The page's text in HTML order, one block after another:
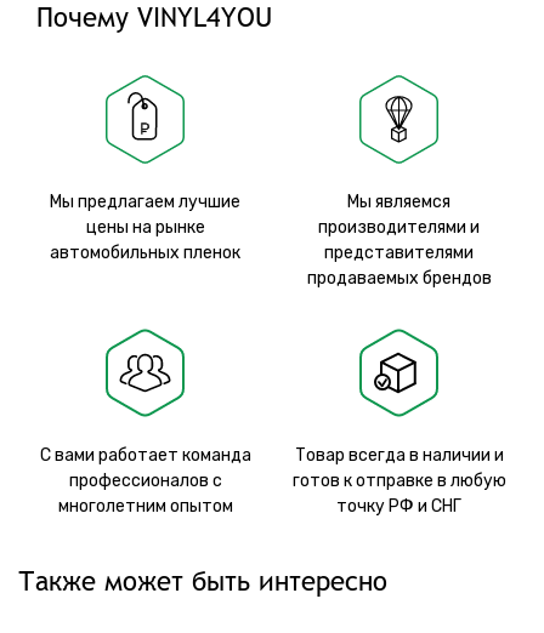
Почему VINYL4YOU
Мы предлагаем лучшие
цены на рынке
автомобильных пленок
Мы являемся
производителями и
представителями
продаваемых брендов
С вами работает команда
профессионалов с
многолетним опытом
Товар всегда в наличии и
готов к отправке в любую
точку РФ и СНГ
Также может быть интересно